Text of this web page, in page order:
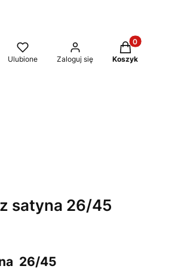
Ulubione Zaloguj się
Produkty w
Koszyk
satyna 26/45
26/45